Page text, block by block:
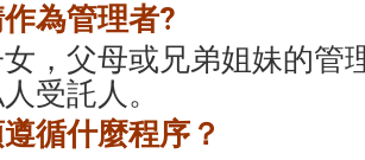
為管理者?
，父母或兄弟姐妹的管
受託人。
循什麼程序？